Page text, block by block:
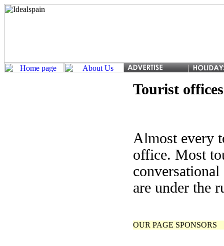
Tourist
Almost every
office. Most
are under the
OUR PAGE SPONSORS